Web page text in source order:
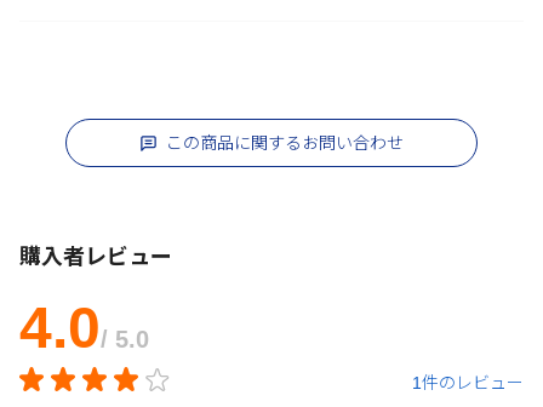
この商品に関するお問い合わせ
購入者レビュー
4.0/ 5.0
1件のレビュー